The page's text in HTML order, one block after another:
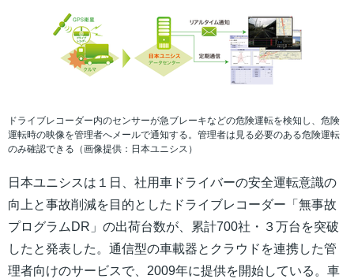
ドライブレコーダー内のセンサーが急ブレーキなどの危険運転を検知し、危険
運転時の映像を管理者へメールで通知する。管理者は見る必要のある危険運転
のみ確認できる（画像提供：日本ユニシス）
日本ユニシスは１日、社用車ドライバーの安全運転意識の
向上と事故削減を目的としたドライブレコーダー「無事故
プログラムDR」の出荷台数が、累計700社・３万台を突破
したと発表した。通信型の車載器とクラウドを連携した管
理者向けのサービスで、2009年に提供を開始している。車